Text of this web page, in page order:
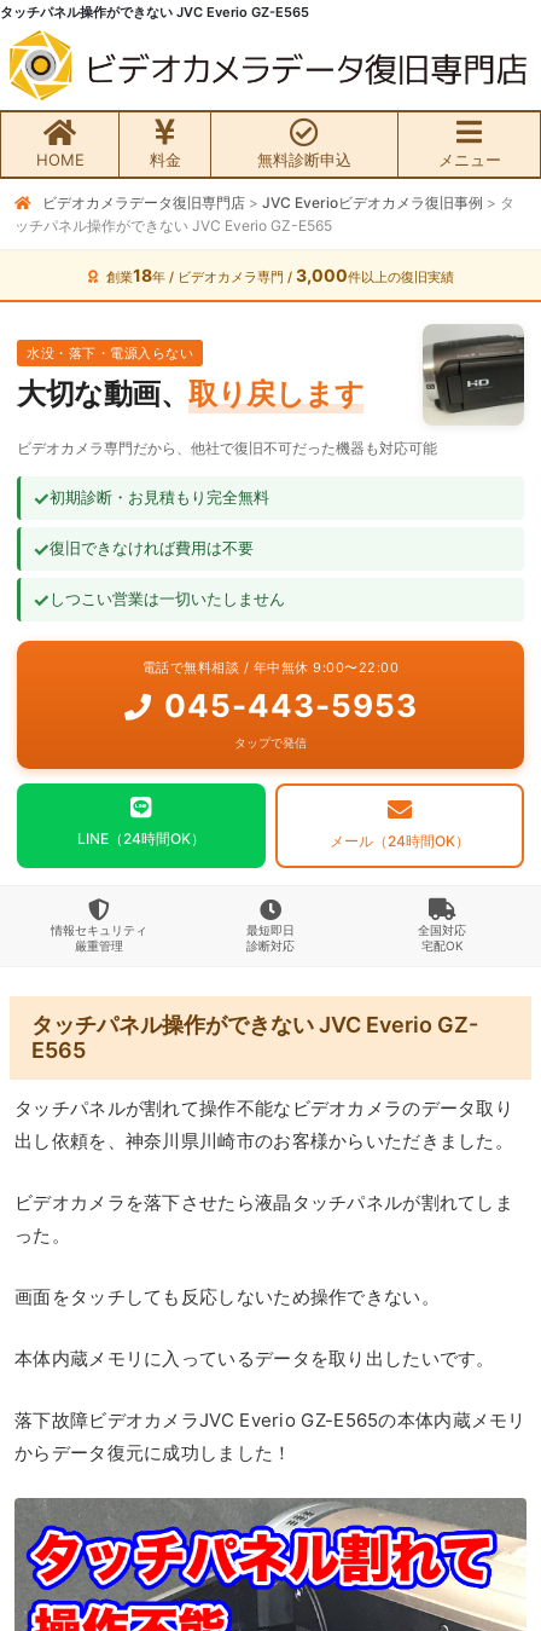
タッチパネル操作ができない JVC Everio GZ-E565
HOME 料金 無料診断申込 メニュー
無料初期診断お申込み
ビデオカメラ データ復旧HOME
料金・メニュー
サービスの流れ
よくあるご質問
ビデオカメラデータ復旧専門店 > JVC Everioビデオカメラ復旧事例 > タ
ッチパネル操作ができない JVC Everio GZ-E565
創業18年 / ビデオカメラ専門 / 3,000件以上の復旧実績
水没・落下・電源入らない
大切な動画、 取り戻します
ビデオカメラ専門だから、他社で復旧不可だった機器も対応可能
✓初期診断・お見積もり完全無料
✓復旧できなければ費用は不要
✓しつこい営業は一切いたしません
電話で無料相談 / 年中無休 9:00〜22:00
045-443-5953
タップで発信
LINE（24時間OK） メール（24時間OK）
情報セキュリティ
厳重管理
最短即日
診断対応
全国対応
宅配OK
タッチパネル操作ができない JVC Everio GZ-
E565
タッチパネルが割れて操作不能なビデオカメラのデータ取り
出し依頼を、神奈川県川崎市のお客様からいただきました。
ビデオカメラを落下させたら液晶タッチパネルが割れてしま
った。
画面をタッチしても反応しないため操作できない。
本体内蔵メモリに入っているデータを取り出したいです。
落下故障ビデオカメラJVC Everio GZ-E565の本体内蔵メモリ
からデータ復元に成功しました！